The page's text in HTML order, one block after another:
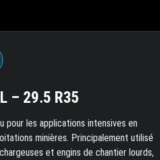
– 29.5 R35
pour les applications intensives en
minières. Principalement utilisé
et engins de chantier lourds,